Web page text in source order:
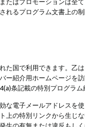
るプログラム文書上の
た国で利用できます。乙
紹介用ホームページを
条記載の特別プログラム
電子メールアドレスを
の特別リンクから生じ
の有無または違反もし